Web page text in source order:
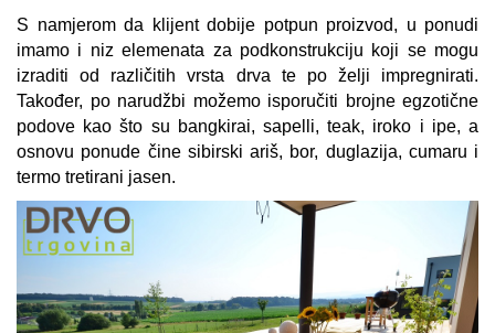
S namjerom da klijent dobije potpun proizvod, u ponudi
imamo i niz elemenata za podkonstrukciju koji se mogu
izraditi od različitih vrsta drva te po želji impregnirati.
Također, po narudžbi možemo isporučiti brojne egzotične
podove kao što su bangkirai, sapelli, teak, iroko i ipe, a
osnovu ponude čine sibirski ariš, bor, duglazija, cumaru i
termo tretirani jasen.